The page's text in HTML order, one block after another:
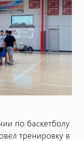
по баскетболу
тренировку в